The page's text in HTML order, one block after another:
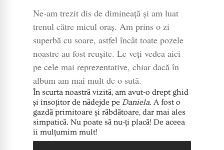
Ne-am trezit dis de dimineață și am luat
trenul către micul oraș. Am prins o zi
superbă cu soare, astfel încât toate pozele
noastre au fost reușite. Le veți vedea aici
pe cele mai reprezentative, chiar dacă în
album am mai mult de o sută.
În scurta noastră vizită, am avut-o drept ghid
și însoțitor de nădejde pe Daniela. A fost o
gazdă primitoare și răbdătoare, dar mai ales
simpatică. Nu poate să nu-ți placă! De aceea
îi mulțumim mult!